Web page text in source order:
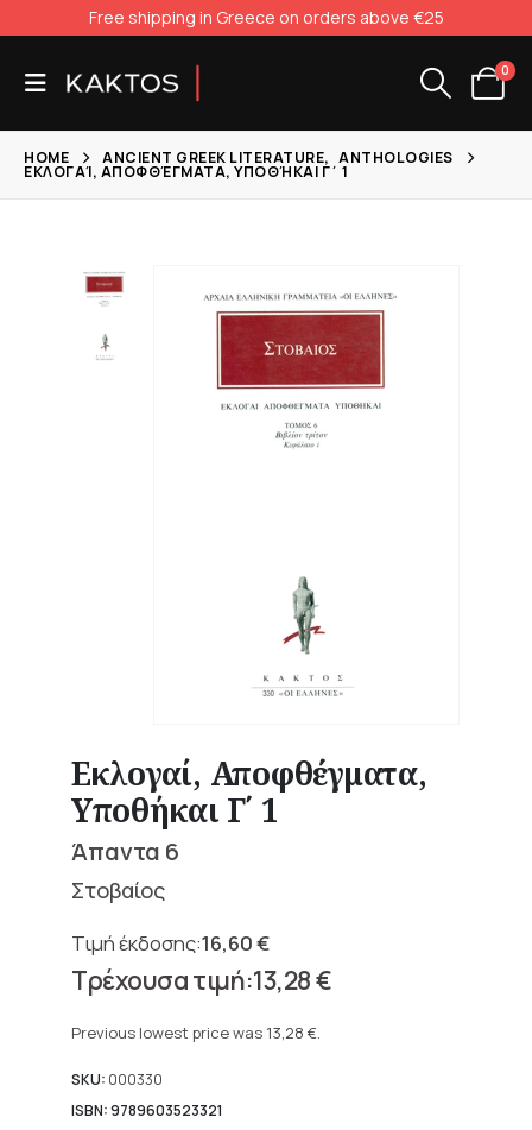
Free shipping in Greece on orders above €25
0
HOME ANCIENT GREEK LITERATURE, ANTHOLOGIES
ΕΚΛΟΓΑΊ, ΑΠΟΦΘΈΓΜΑΤΑ, ΥΠΟΘΉΚΑΙ Γ΄ 1
Εκλογαί, Αποφθέγματα,
Υποθήκαι Γ΄ 1
Άπαντα 6
Στοβαίος
16,60€
Original
price
16,60 €.
13,28€
price
13,28 €.
Previous lowest price was 13,28 €.
SKU: 000330
ISBN: 9789603523321